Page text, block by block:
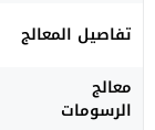
تفاصيل المعالج
معالج
الرسومات